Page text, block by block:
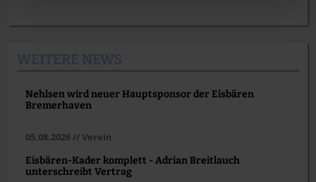
Nehlsen wird neuer Hauptsponsor der Eisbären
Bremerhaven
05.08.2026 // Verein
Eisbären-Kader komplett - Adrian Breitlauch
unterschreibt Vertrag